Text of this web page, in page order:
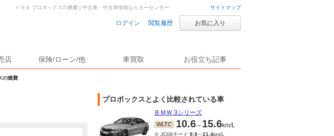
サイトマップ
ログイン 閲覧履歴 お気に入り
店 保険/ローン/他 車買取 お役立ち記事
の燃費
トヨタ プロボックスの燃費 | 中古車・中古車情報ならカーセンサー
プロボックスとよく比較されている車
ＢＭＷ 3シリーズ
WLTC 10.6～ 15.6km/L
※ JC08モード 9.9～21.4km/L